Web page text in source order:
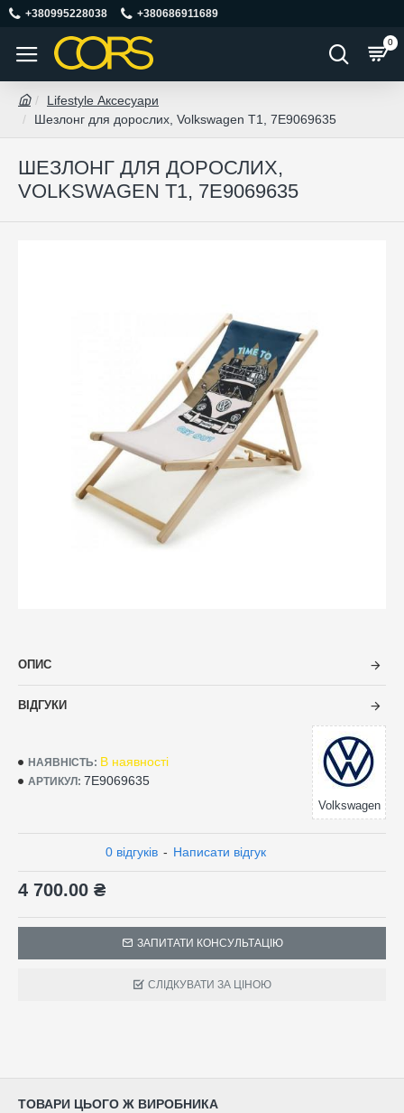
+380995228038 +380686911689
0
Lifestyle Аксесуари
Шезлонг для дорослих, Volkswagen T1, 7E9069635
ШЕЗЛОНГ ДЛЯ ДОРОСЛИХ,
VOLKSWAGEN T1, 7E9069635
ОПИС
ВІДГУКИ
НАЯВНІСТЬ: В наявності
АРТИКУЛ: 7E9069635
Volkswagen
0 відгуків - Написати відгук
4 700.00 ₴
ЗАПИТАТИ КОНСУЛЬТАЦІЮ
СЛІДКУВАТИ ЗА ЦІНОЮ
ТОВАРИ ЦЬОГО Ж ВИРОБНИКА